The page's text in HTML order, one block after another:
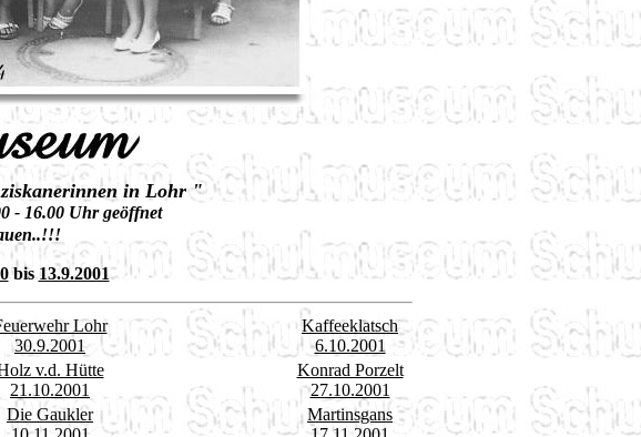
in Lohr "
- 16.00 Uhr geöffnet
bis 13.9.2001
Lohr
30.9.2001
Kaffeeklatsch
6.10.2001
v.d. Hütte
21.10.2001
Konrad Porzelt
27.10.2001
Die Gaukler
Martinsgans